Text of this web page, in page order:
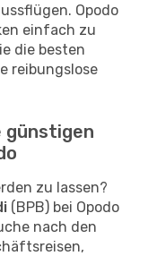
Opodo
einfach zu
die besten
reibungslose
günstigen
zu lassen?
(BPB) bei Opodo
nach den